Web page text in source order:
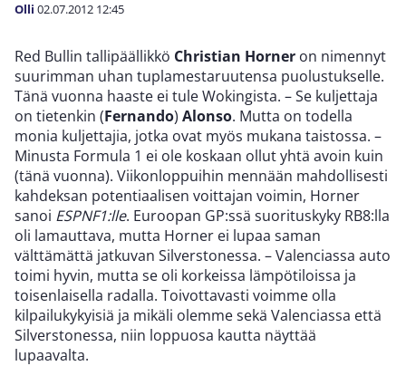
Olli 02.07.2012 12:45
Red Bullin tallipäällikkö Christian Horner on nimennyt
suurimman uhan tuplamestaruutensa puolustukselle.
Tänä vuonna haaste ei tule Wokingista. – Se kuljettaja
on tietenkin (Fernando) Alonso. Mutta on todella
monia kuljettajia, jotka ovat myös mukana taistossa. –
Minusta Formula 1 ei ole koskaan ollut yhtä avoin kuin
(tänä vuonna). Viikonloppuihin mennään mahdollisesti
kahdeksan potentiaalisen voittajan voimin, Horner
sanoi ESPNF1:lle. Euroopan GP:ssä suorituskyky RB8:lla
oli lamauttava, mutta Horner ei lupaa saman
välttämättä jatkuvan Silverstonessa. – Valenciassa auto
toimi hyvin, mutta se oli korkeissa lämpötiloissa ja
toisenlaisella radalla. Toivottavasti voimme olla
kilpailukykyisiä ja mikäli olemme sekä Valenciassa että
Silverstonessa, niin loppuosa kautta näyttää
lupaavalta.